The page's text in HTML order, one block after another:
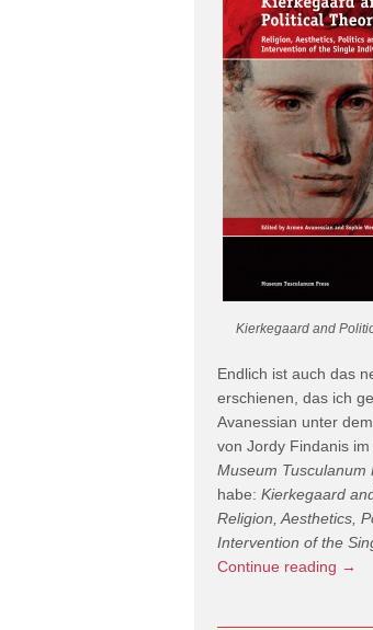
Kierkegaard and
Endlich ist auch das
erschienen, das ich
Avanessian unter
von Jordy Findanis
Museum Tusculanum
habe: Kierkegaard
Religion, Aesthetics,
Intervention of the
Continue reading →